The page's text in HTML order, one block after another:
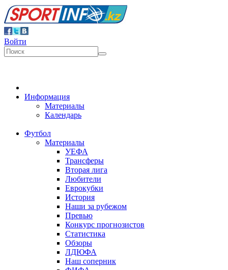
Войти
Информация
Материалы
Календарь
Футбол
Материалы
УЕФА
Трансферы
Вторая лига
Любители
Еврокубки
История
Наши за рубежом
Превью
Конкурс прогнозистов
Статистика
Обзоры
ЛДЮФА
Наш соперник